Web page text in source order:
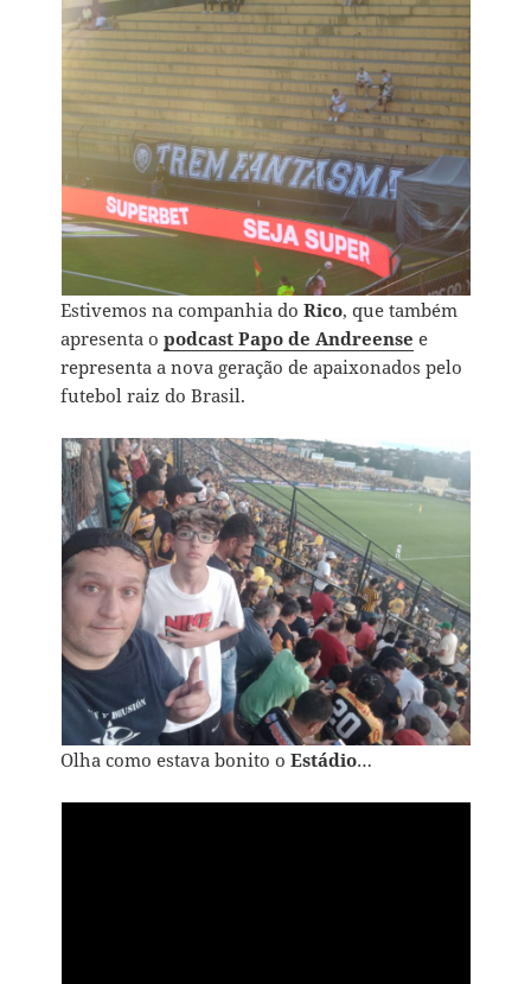
Estivemos na companhia doRico, que também
apresenta opodcast Papo de Andreense e
representa a nova geração de apaixonados pelo
futebol raiz do Brasil.
Olha como estava bonito oEstádio…